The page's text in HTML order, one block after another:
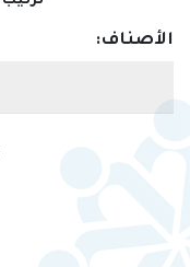
الأصناف: